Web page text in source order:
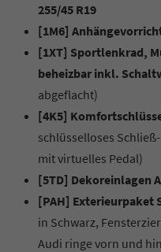
255/45 R19
[1M6]
[1XT] Sportlenkrad,
beheizbar inkl.
abgeflacht)
[4K5]
schlüsselloses
mit virtuelles Pedal)
[5TD] Dekoreinlagen
[PAH] Exterieurpaket
in Schwarz,
Audi ringe vorn und